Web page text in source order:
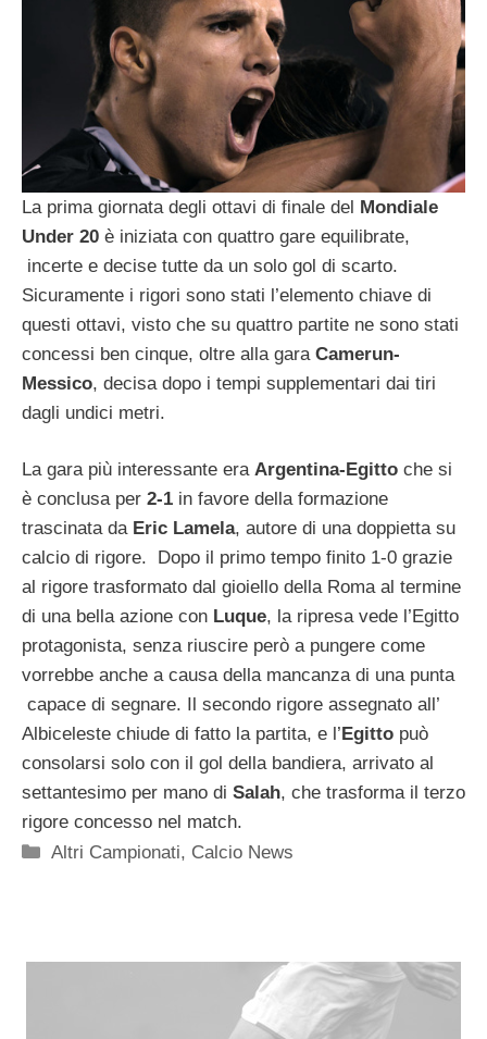
La prima giornata degli ottavi di finale del Mondiale
Under 20 è iniziata con quattro gare equilibrate,
incerte e decise tutte da un solo gol di scarto.
Sicuramente i rigori sono stati l’elemento chiave di
questi ottavi, visto che su quattro partite ne sono stati
concessi ben cinque, oltre alla gara Camerun-
Messico, decisa dopo i tempi supplementari dai tiri
dagli undici metri.
La gara più interessante era Argentina-Egitto che si
è conclusa per 2-1 in favore della formazione
trascinata da Eric Lamela, autore di una doppietta su
calcio di rigore. Dopo il primo tempo finito 1-0 grazie
al rigore trasformato dal gioiello della Roma al termine
di una bella azione con Luque, la ripresa vede l’Egitto
protagonista, senza riuscire però a pungere come
vorrebbe anche a causa della mancanza di una punta
capace di segnare. Il secondo rigore assegnato all’
Albiceleste chiude di fatto la partita, e l’ Egitto può
consolarsi solo con il gol della bandiera, arrivato al
settantesimo per mano di Salah, che trasforma il terzo
rigore concesso nel match.
Categorie
Altri Campionati, Calcio News